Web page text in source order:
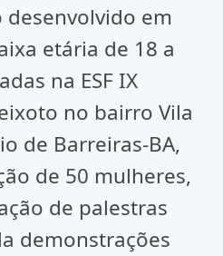
desenvolvido em
etária de 18 a
na ESF IX
no bairro Vila
de Barreiras-BA,
de 50 mulheres,
de palestras
demonstrações